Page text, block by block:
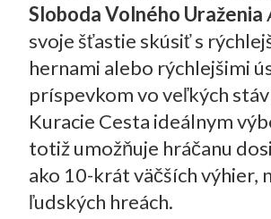
Sloboda Volného Uraženia
svoje šťastie skúsiť s
hernami alebo rýchlejšimi
príspevkom vo veľkých
Kuracie Cesta ideálnym
totiž umožňuje hráčanu
ako 10-krát väčších výhier,
ľudských hreách.